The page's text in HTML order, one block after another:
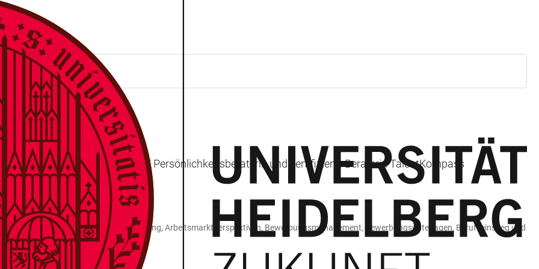
Consultant, zertifizierte iTYPE Persönlichkeitsberaterin und zertifizierte Beraterin TalentKompass
Orientierung, Entscheidungsfindung, Arbeitsmarktperspektiven, Bewerbungsmanagement, Bewerbungsunterlagen, Berufseinstieg und
im Vorstellungsgespräch